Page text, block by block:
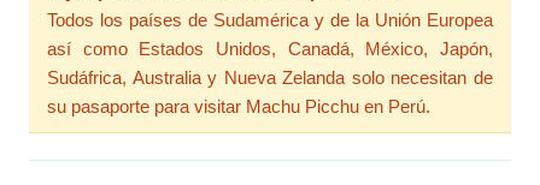
Todos los países de Sudamérica y de la Unión Europea
así como Estados Unidos, Canadá, México, Japón,
Sudáfrica, Australia y Nueva Zelanda solo necesitan de
su pasaporte para visitar Machu Picchu en Perú.